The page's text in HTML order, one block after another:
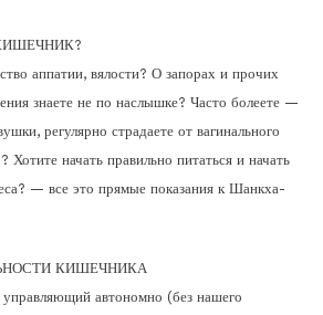
аппатии, вялости? О запорах и прочих
знаете не по наслышке? Часто болеете —
регулярно страдаете от вагинального
начать правильно питаться и начать
— все это прямые показания к Шанкха-
КИШЕЧНИКА
автономно (без нашего